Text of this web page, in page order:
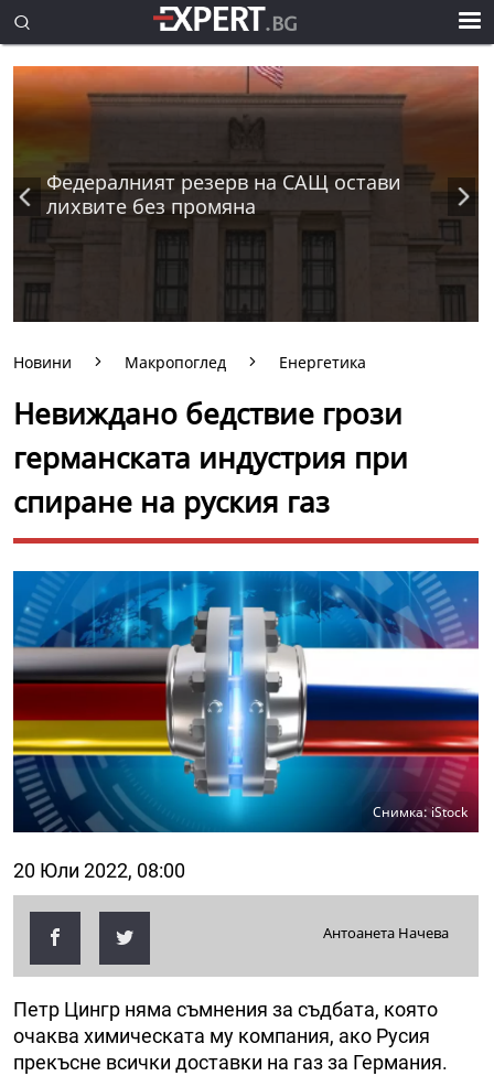
Федералният резерв на САЩ остави
лихвите без промяна
Новини Макропоглед Енергетика
Невиждано бедствие грози
германската индустрия при
спиране на руския газ
Снимка: iStock
20 Юли 2022, 08:00
Антоанета Начева
Петр Цингр няма съмнения за съдбата, която
очаква химическата му компания, ако Русия
прекъсне всички доставки на газ за Германия.